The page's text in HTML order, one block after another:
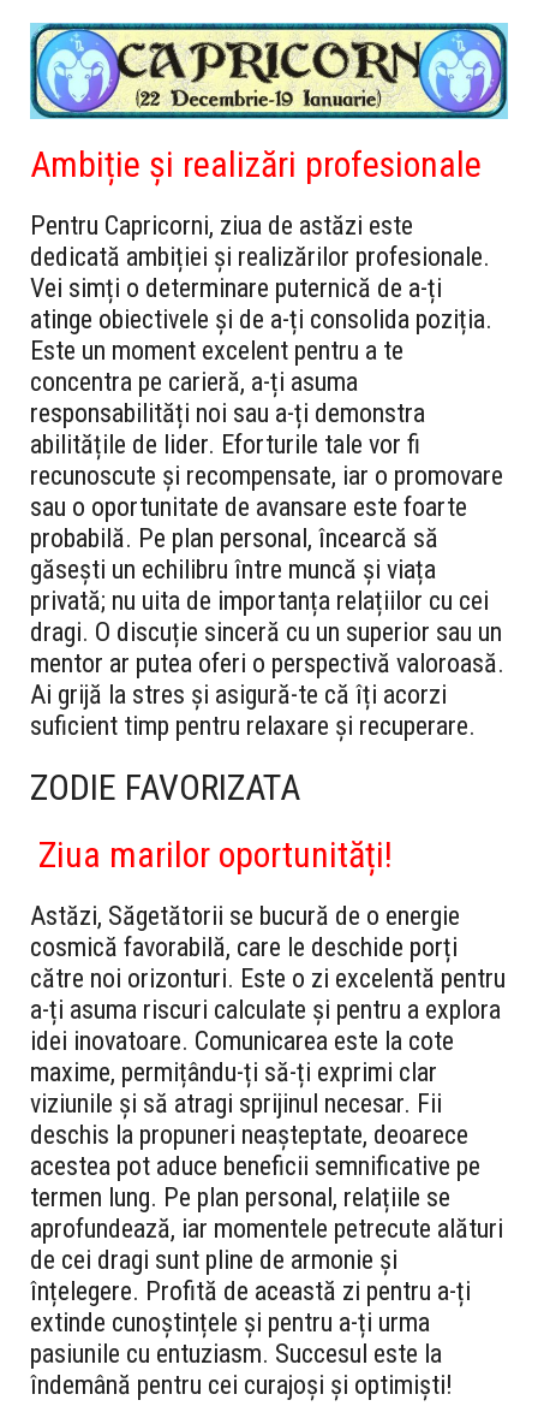
Ambiție și realizări profesionale
Pentru Capricorni, ziua de astăzi este
dedicată ambiției și realizărilor profesionale.
Vei simți o determinare puternică de a-ți
atinge obiectivele și de a-ți consolida poziția.
Este un moment excelent pentru a te
concentra pe carieră, a-ți asuma
responsabilități noi sau a-ți demonstra
abilitățile de lider. Eforturile tale vor fi
recunoscute și recompensate, iar o promovare
sau o oportunitate de avansare este foarte
probabilă. Pe plan personal, încearcă să
găsești un echilibru între muncă și viața
privată; nu uita de importanța relațiilor cu cei
dragi. O discuție sinceră cu un superior sau un
mentor ar putea oferi o perspectivă valoroasă.
Ai grijă la stres și asigură-te că îți acorzi
suficient timp pentru relaxare și recuperare.
ZODIE FAVORIZATA
Ziua marilor oportunități!
Astăzi, Săgetătorii se bucură de o energie
cosmică favorabilă, care le deschide porți
către noi orizonturi. Este o zi excelentă pentru
a-ți asuma riscuri calculate și pentru a explora
idei inovatoare. Comunicarea este la cote
maxime, permițându-ți să-ți exprimi clar
viziunile și să atragi sprijinul necesar. Fii
deschis la propuneri neașteptate, deoarece
acestea pot aduce beneficii semnificative pe
termen lung. Pe plan personal, relațiile se
aprofundează, iar momentele petrecute alături
de cei dragi sunt pline de armonie și
înțelegere. Profită de această zi pentru a-ți
extinde cunoștințele și pentru a-ți urma
pasiunile cu entuziasm. Succesul este la
îndemână pentru cei curajoși și optimiști!